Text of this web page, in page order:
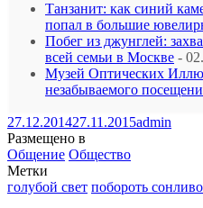
Танзанит: как синий
попал в большие
Побег из джунглей:
всей семьи в Москве -
Музей Оптических
незабываемого
27.12.201427.11.2015admin
Размещено в
Общение Общество
Метки
голубой свет побороть